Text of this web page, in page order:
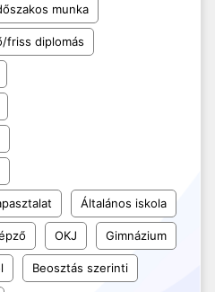
munka
friss diplomás
Általános iskola
OKJ Gimnázium
Beosztás szerinti